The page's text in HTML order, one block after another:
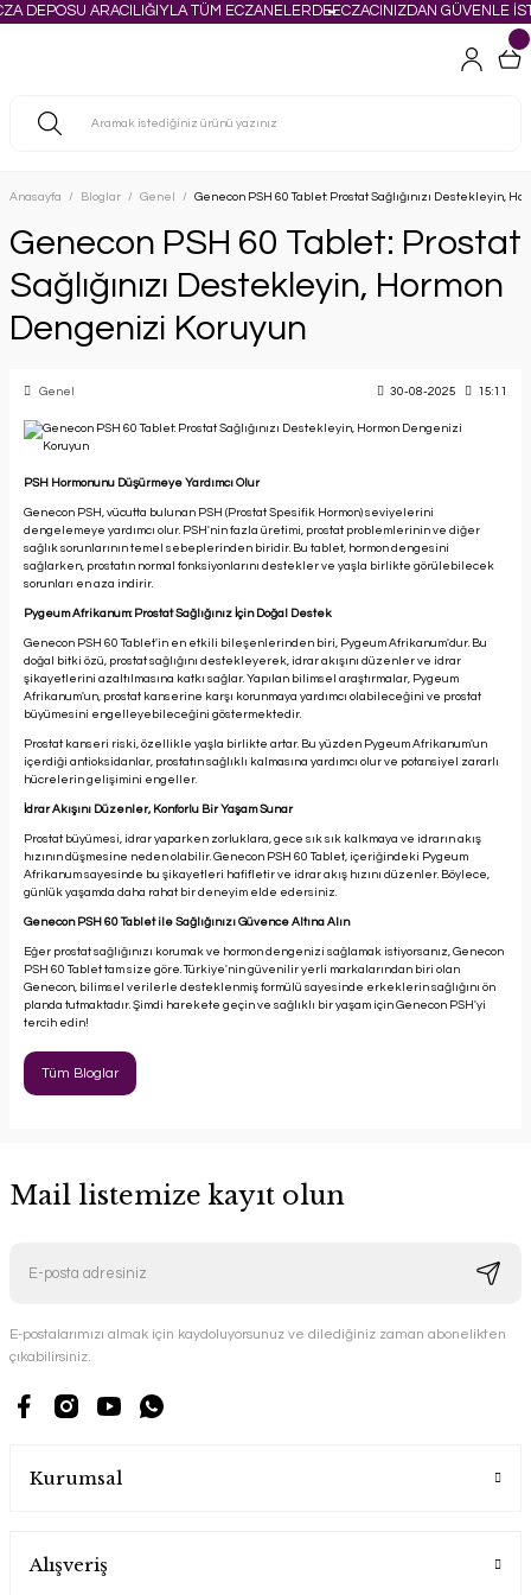
DEPOSU ARACILIĞIYLA TÜM ECZANELERDEECZACINIZDAN GÜVENLE
Anasayfa Bloglar Genel Genecon PSH 60 Tablet: Prostat Sağlığınızı Destekleyin,
Genecon PSH 60 Tablet: Prostat
Sağlığınızı Destekleyin, Hormon
Dengenizi Koruyun
Genel 30-08-2025 15:11
PSH Hormonunu Düşürmeye Yardımcı Olur
Genecon PSH, vücutta bulunan PSH (Prostat Spesifik Hormon) seviyelerini
dengelemeye yardımcı olur. PSH'nin fazla üretimi, prostat problemlerinin ve diğer
sağlık sorunlarının temel sebeplerinden biridir. Bu tablet, hormon dengesini
sağlarken, prostatın normal fonksiyonlarını destekler ve yaşla birlikte görülebilecek
sorunları en aza indirir.
Pygeum Afrikanum: Prostat Sağlığınız İçin Doğal Destek
Genecon PSH 60 Tablet'in en etkili bileşenlerinden biri, Pygeum Afrikanum'dur. Bu
doğal bitki özü, prostat sağlığını destekleyerek, idrar akışını düzenler ve idrar
şikayetlerini azaltılmasına katkı sağlar. Yapılan bilimsel araştırmalar, Pygeum
Afrikanum'un, prostat kanserine karşı korunmaya yardımcı olabileceğini ve prostat
büyümesini engelleyebileceğini göstermektedir.
Prostat kanseri riski, özellikle yaşla birlikte artar. Bu yüzden Pygeum Afrikanum'un
içerdiği antioksidanlar, prostatın sağlıklı kalmasına yardımcı olur ve potansiyel zararlı
hücrelerin gelişimini engeller.
İdrar Akışını Düzenler, Konforlu Bir Yaşam Sunar
Prostat büyümesi, idrar yaparken zorluklara, gece sık sık kalkmaya ve idrarın akış
hızının düşmesine neden olabilir. Genecon PSH 60 Tablet, içeriğindeki Pygeum
Afrikanum sayesinde bu şikayetleri hafifletir ve idrar akış hızını düzenler. Böylece,
günlük yaşamda daha rahat bir deneyim elde edersiniz.
Genecon PSH 60 Tablet ile Sağlığınızı Güvence Altına Alın
Eğer prostat sağlığınızı korumak ve hormon dengenizi sağlamak istiyorsanız, Genecon
PSH 60 Tablet tam size göre. Türkiye'nin güvenilir yerli markalarından biri olan
Genecon, bilimsel verilerle desteklenmiş formülü sayesinde erkeklerin sağlığını ön
planda tutmaktadır. Şimdi harekete geçin ve sağlıklı bir yaşam için Genecon PSH'yi
tercih edin!
Tüm Bloglar
Mail listemize kayıt olun
E-postalarımızı almak için kaydoluyorsunuz ve dilediğiniz zaman abonelikten
çıkabilirsiniz.
Kurumsal
Alışveriş